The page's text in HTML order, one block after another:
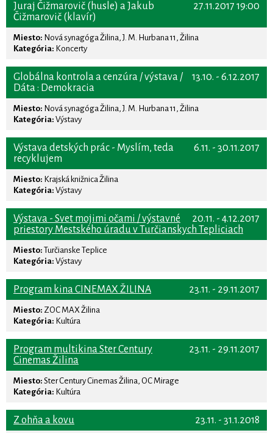
27.11.2017 19:00
Juraj Čižmarovič (husle) a Jakub
Čižmarovič (klavír)
Miesto: Nová synagóga Žilina, J. M. Hurbana 11, Žilina
Kategória: Koncerty
13.10. - 6.12.2017
Globálna kontrola a cenzúra / výstava /
Dáta : Demokracia
Miesto: Nová synagóga Žilina, J. M. Hurbana 11, Žilina
Kategória: Výstavy
6.11. - 30.11.2017
Výstava detských prác - Myslím, teda
recyklujem
Miesto: Krajská knižnica Žilina
Kategória: Výstavy
20.11. - 4.12.2017
Výstava - Svet mojimi očami / výstavné
priestory Mestského úradu v Turčianskych Tepliciach
Miesto: Turčianske Teplice
Kategória: Výstavy
23.11. - 29.11.2017
Program kina CINEMAX ŽILINA
Miesto: ZOC MAX Žilina
Kategória: Kultúra
23.11. - 29.11.2017
Program multikina Ster Century
Cinemas Žilina
Miesto: Ster Century Cinemas Žilina, OC Mirage
Kategória: Kultúra
23.11. - 31.1.2018
Z ohňa a kovu